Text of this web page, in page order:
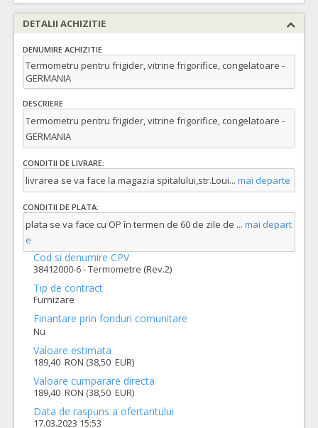
DETALII ACHIZITIE
DENUMIRE ACHIZITIE
Termometru pentru frigider, vitrine frigorifice, congelatoare -
GERMANIA
DESCRIERE
Termometru pentru frigider, vitrine frigorifice, congelatoare -
GERMANIA
CONDITII DE LIVRARE:
livrarea se va face la magazia spitalului,str.Loui... mai departe
CONDITII DE PLATA:
plata se va face cu OP în termen de 60 de zile de ... mai depart
e
Cod si denumire CPV
38412000-6 - Termometre (Rev.2)
Tip de contract
Furnizare
Finantare prin fonduri comunitare
Nu
Valoare estimata
189,40 RON (38,50 EUR)
Valoare cumparare directa
189,40 RON (38,50 EUR)
Data de raspuns a ofertantului
17.03.2023 15:53